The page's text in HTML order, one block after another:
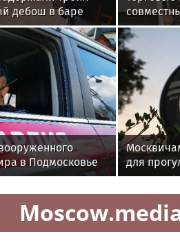
дебош в баре
в Подмосковье
для